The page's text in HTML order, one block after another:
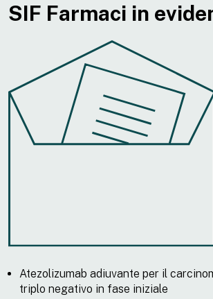
SIF Farmaci in
Atezolizumab adiuvante per il
triplo negativo in fase iniziale